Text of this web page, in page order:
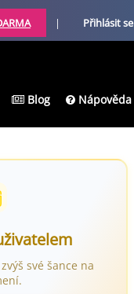
| Přihlásit se
Blog Nápověda
své šance na